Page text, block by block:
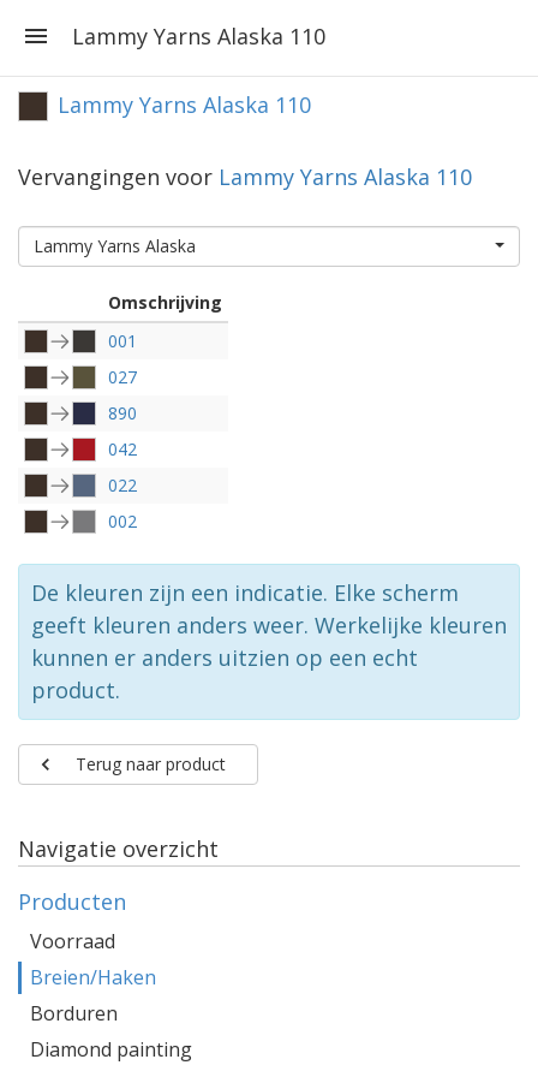
Lammy Yarns Alaska 110
Lammy Yarns Alaska 110
Vervangingen voor Lammy Yarns Alaska 110
Lammy Yarns Alaska
Omschrijving
001
027
890
042
022
002
De kleuren zijn een indicatie. Elke scherm
geeft kleuren anders weer. Werkelijke kleuren
kunnen er anders uitzien op een echt
product.
Terug naar product
Navigatie overzicht
Producten
Voorraad
Breien/Haken
Borduren
Diamond painting